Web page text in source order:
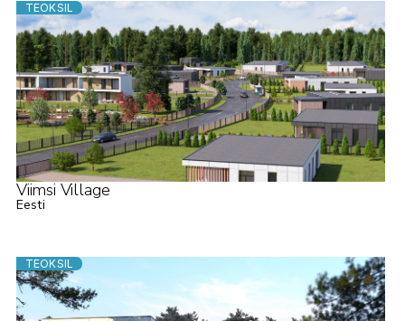
TEOKSIL
Viimsi Village
Eesti
TEOKSIL